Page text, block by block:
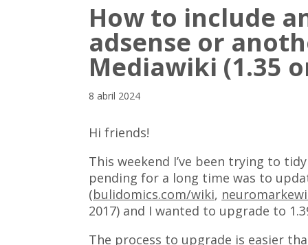
How to include
adsense or
Mediawiki (1.35
8 abril 2024
Hi friends!
This weekend I’ve been trying to
pending for a long time was to
(bulidomics.com/wiki,
2017) and I wanted to upgrade to
The process to upgrade is easier